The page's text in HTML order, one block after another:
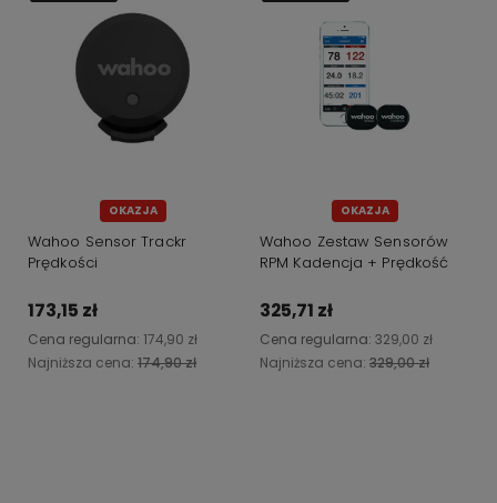
OKAZJA
Wahoo Sensor Trackr
Prędkości
173,15 zł
Cena regularna: 174,90 zł
Najniższa cena: 174,90 zł
OKAZJA
Wahoo Zestaw Sensorów
RPM Kadencja + Prędkość
325,71 zł
Cena regularna: 329,00 zł
Najniższa cena: 329,00 zł